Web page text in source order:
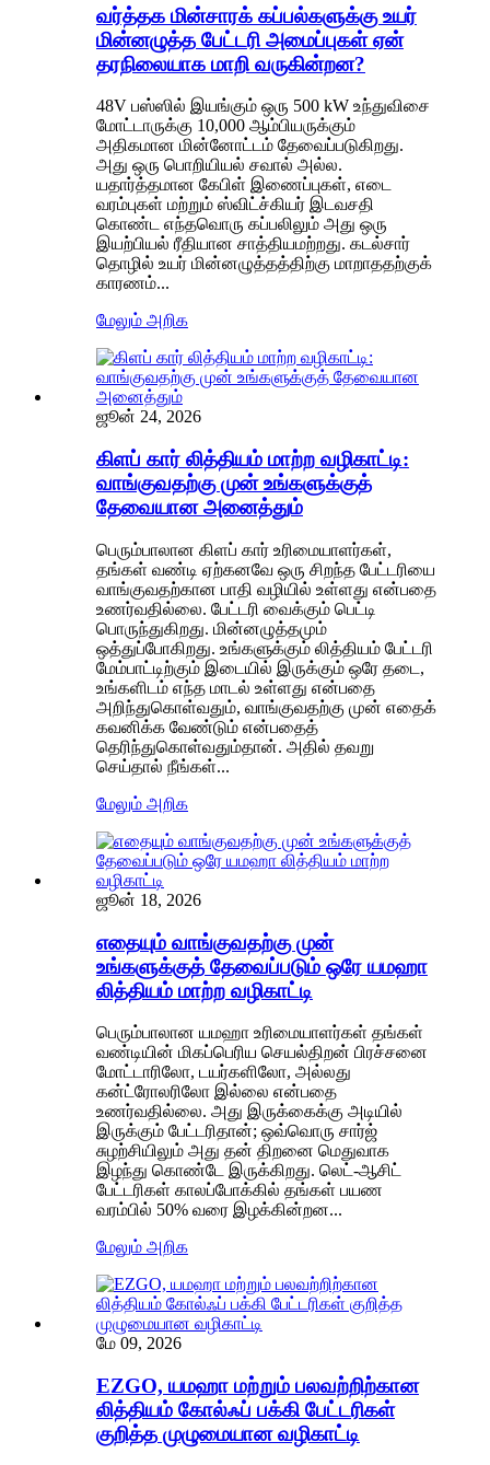
வர்த்தக மின்சாரக் கப்பல்களுக்கு உயர்
மின்னழுத்த பேட்டரி அமைப்புகள் ஏன்
தரநிலையாக மாறி வருகின்றன?
48V பஸ்ஸில் இயங்கும் ஒரு 500 kW உந்துவிசை
மோட்டாருக்கு 10,000 ஆம்பியருக்கும்
அதிகமான மின்னோட்டம் தேவைப்படுகிறது.
அது ஒரு பொறியியல் சவால் அல்ல.
யதார்த்தமான கேபிள் இணைப்புகள், எடை
வரம்புகள் மற்றும் ஸ்விட்ச்கியர் இடவசதி
கொண்ட எந்தவொரு கப்பலிலும் அது ஒரு
இயற்பியல் ரீதியான சாத்தியமற்றது. கடல்சார்
தொழில் உயர் மின்னழுத்தத்திற்கு மாறாததற்குக்
காரணம்...
மேலும் அறிக
ஜூன் 24, 2026
கிளப் கார் லித்தியம் மாற்ற வழிகாட்டி:
வாங்குவதற்கு முன் உங்களுக்குத்
தேவையான அனைத்தும்
பெரும்பாலான கிளப் கார் உரிமையாளர்கள்,
தங்கள் வண்டி ஏற்கனவே ஒரு சிறந்த பேட்டரியை
வாங்குவதற்கான பாதி வழியில் உள்ளது என்பதை
உணர்வதில்லை. பேட்டரி வைக்கும் பெட்டி
பொருந்துகிறது. மின்னழுத்தமும்
ஒத்துப்போகிறது. உங்களுக்கும் லித்தியம் பேட்டரி
மேம்பாட்டிற்கும் இடையில் இருக்கும் ஒரே தடை,
உங்களிடம் எந்த மாடல் உள்ளது என்பதை
அறிந்துகொள்வதும், வாங்குவதற்கு முன் எதைக்
கவனிக்க வேண்டும் என்பதைத்
தெரிந்துகொள்வதும்தான். அதில் தவறு
செய்தால் நீங்கள்...
மேலும் அறிக
ஜூன் 18, 2026
எதையும் வாங்குவதற்கு முன்
உங்களுக்குத் தேவைப்படும் ஒரே யமஹா
லித்தியம் மாற்ற வழிகாட்டி
பெரும்பாலான யமஹா உரிமையாளர்கள் தங்கள்
வண்டியின் மிகப்பெரிய செயல்திறன் பிரச்சனை
மோட்டாரிலோ, டயர்களிலோ, அல்லது
கன்ட்ரோலரிலோ இல்லை என்பதை
உணர்வதில்லை. அது இருக்கைக்கு அடியில்
இருக்கும் பேட்டரிதான்; ஒவ்வொரு சார்ஜ்
சுழற்சியிலும் அது தன் திறனை மெதுவாக
இழந்து கொண்டே இருக்கிறது. லெட்-ஆசிட்
பேட்டரிகள் காலப்போக்கில் தங்கள் பயண
வரம்பில் 50% வரை இழக்கின்றன...
மேலும் அறிக
மே 09, 2026
EZGO, யமஹா மற்றும் பலவற்றிற்கான
லித்தியம் கோல்ஃப் பக்கி பேட்டரிகள்
குறித்த முழுமையான வழிகாட்டி